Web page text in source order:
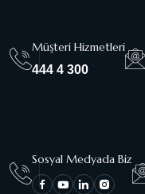
Müşteri Hizmetleri
444 4 300
Sosyal Medyada Biz